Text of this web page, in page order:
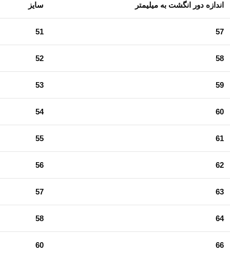
اندازه دور انگشت به میلیمتر سایز
57
51
58
52
59
53
60
54
61
55
62
56
63
57
64
58
66
60